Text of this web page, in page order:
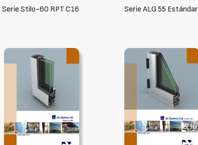
Serie Stilo-60 RPT C16 Serie ALG 55 Estándar